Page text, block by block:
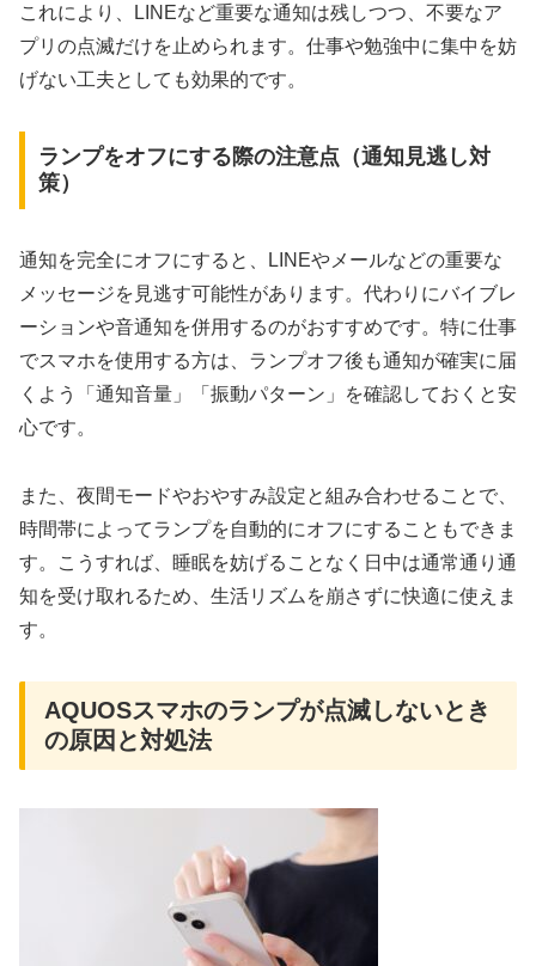
これにより、LINEなど重要な通知は残しつつ、不要なア
プリの点滅だけを止められます。仕事や勉強中に集中を妨
げない工夫としても効果的です。
ランプをオフにする際の注意点（通知見逃し対
策）
通知を完全にオフにすると、LINEやメールなどの重要な
メッセージを見逃す可能性があります。代わりにバイブレ
ーションや音通知を併用するのがおすすめです。特に仕事
でスマホを使用する方は、ランプオフ後も通知が確実に届
くよう「通知音量」「振動パターン」を確認しておくと安
心です。
また、夜間モードやおやすみ設定と組み合わせることで、
時間帯によってランプを自動的にオフにすることもできま
す。こうすれば、睡眠を妨げることなく日中は通常通り通
知を受け取れるため、生活リズムを崩さずに快適に使えま
す。
AQUOSスマホのランプが点滅しないとき
の原因と対処法